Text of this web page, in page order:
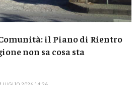
il Piano di Rientro
non sa cosa sta